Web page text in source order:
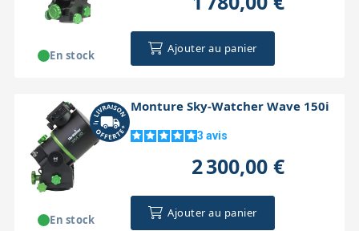
Ajouter au panier
En stock
Monture Sky-Watcher Wave 150i
3 avis
2 300,00 €
Ajouter au panier
En stock